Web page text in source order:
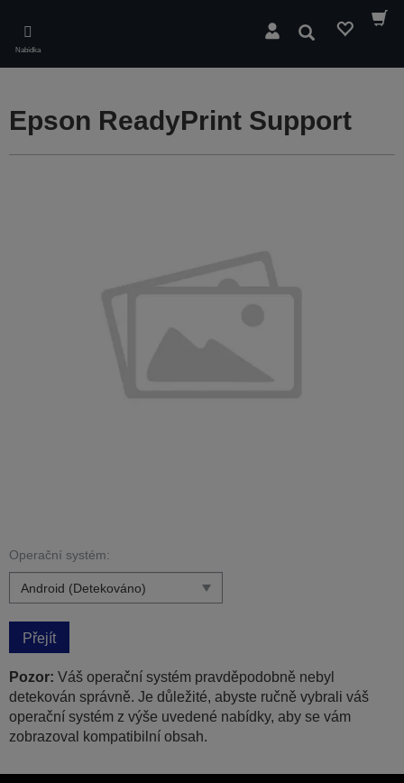
main
content
Nabídka
Hledat
Epson ReadyPrint Support
Operační systém:
Přejít
Pozor: Váš operační systém pravděpodobně nebyl
detekován správně. Je důležité, abyste ručně vybrali váš
operační systém z výše uvedené nabídky, aby se vám
zobrazoval kompatibilní obsah.